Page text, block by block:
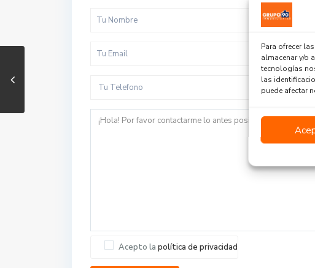
Para ofrecer
almacenar y/o
tecnologías
las
puede afectar
Acepto la política de privacidad